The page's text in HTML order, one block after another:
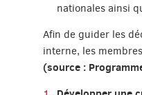
nationales ainsi
Afin de guider les
interne, les
(source :